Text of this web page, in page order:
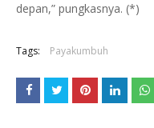
depan,” pungkasnya. (*)
Tags: Payakumbuh